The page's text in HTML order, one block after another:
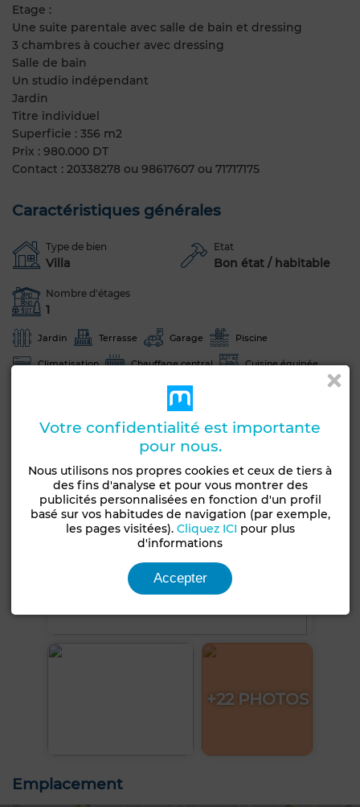
Etage :
Une suite parentale avec salle de bain et dressing
3 chambres à coucher avec dressing
Salle de bain
Un studio indépendant
Jardin
Titre individuel
Superficie : 356 m2
Prix : 980.000 DT
Contact : 20338278 ou 98617607 ou 71717175
Caractéristiques générales
Type de bien
Villa
Etat
Bon état / habitable
Nombre d'étages
1
Jardin Terrasse Garage Piscine
Climatisation Chauffage central Cuisine équipée
+22 PHOTOS
Emplacement
Votre confidentialité est importante
pour nous.
Nous utilisons nos propres cookies et ceux de tiers à
des fins d'analyse et pour vous montrer des
publicités personnalisées en fonction d'un profil
basé sur vos habitudes de navigation (par exemple,
les pages visitées). Cliquez ICI pour plus
d'informations
Accepter